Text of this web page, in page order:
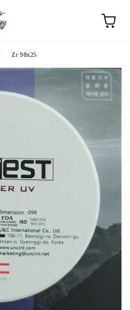
Zr 98x25